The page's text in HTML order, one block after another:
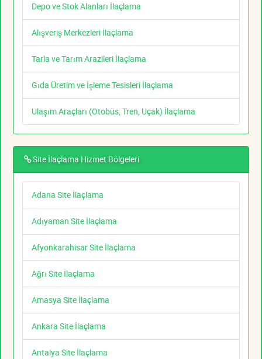
Depo ve Stok Alanları İlaçlama
Alışveriş Merkezleri İlaçlama
Tarla ve Tarım Arazileri İlaçlama
Gıda Üretim ve İşleme Tesisleri İlaçlama
Ulaşım Araçları (Otobüs, Tren, Uçak) İlaçlama
Site İlaçlama Hizmet Bölgeleri
Adana Site İlaçlama
Adıyaman Site İlaçlama
Afyonkarahisar Site İlaçlama
Ağrı Site İlaçlama
Amasya Site İlaçlama
Ankara Site İlaçlama
Antalya Site İlaçlama